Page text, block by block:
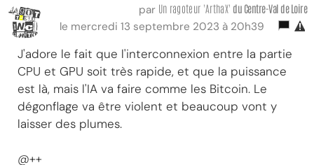
par Un ragoteur 'ArthaX' du Centre-Val de Loire
le mercredi 13 septembre 2023 à 20h39
J'adore le fait que l'interconnexion entre la partie
CPU et GPU soit très rapide, et que la puissance
est là, mais l'IA va faire comme les Bitcoin. Le
dégonflage va être violent et beaucoup vont y
laisser des plumes.
@++